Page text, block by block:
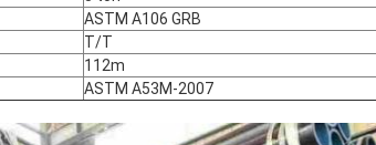
ASTM A106 GRB
T/T
112m
ASTM A53M-2007